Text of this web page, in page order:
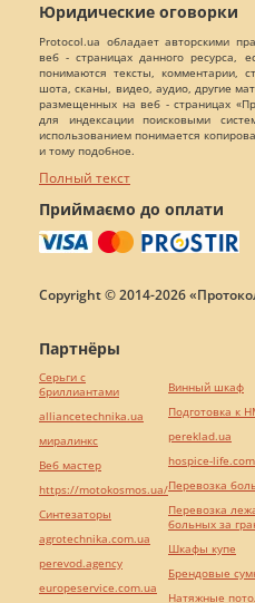
Юридические оговорки
Protocol.ua обладает авторскими
веб - страницах данного ресурса,
понимаются тексты, комментарии,
шота, сканы, видео, аудио, другие
размещенных на веб - страницах
для индексации поисковыми
использованием понимается
и тому подобное.
Полный текст
Приймаємо до оплати
Copyright © 2014-2026
Партнёры
Серьги с
бриллиантами
alliancetechnika.ua
миралинкс
Веб мастер
https://motokosmos.ua/
Синтезаторы
agrotechnika.com.ua
perevod.agency
europeservice.com.ua
Винный шкаф
Подготовка к
pereklad.ua
hospice-
Перевозка
Перевозка
больных за
Шкафы купе
Брендовые
Натяжные